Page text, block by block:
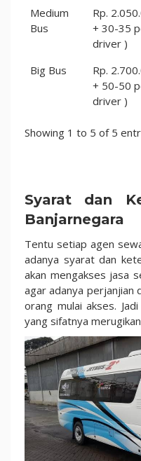
Medium
Bus
Rp.
+ 30-35
driver )
Big Bus
Rp.
+ 50-50
driver )
Showing 1 to 5 of 5
Syarat dan
Banjarnegara
Tentu setiap agen
adanya syarat dan
akan mengakses jasa
agar adanya perjanjian
orang mulai akses.
yang sifatnya